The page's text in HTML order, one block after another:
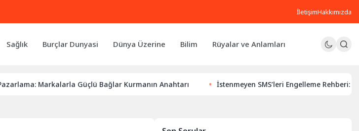
İletişimHakkımızda
Sağlık Burçlar Dunyasi Dünya Üzerine Bilim Rüyalar ve Anlamları
Güçlü Bağlar Kurmanın Anahtarı İstenmeyen SMS’leri Engelleme Rehberi: Dijital Huzurunuz